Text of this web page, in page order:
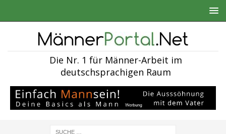
Die Nr. 1 für Männer-Arbeit im
deutschsprachigen Raum